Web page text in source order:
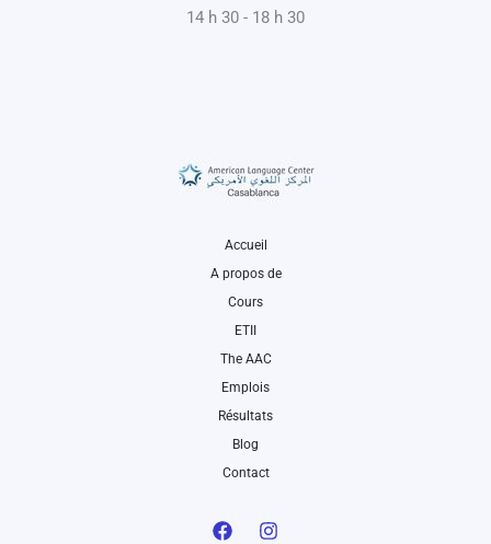
14 h 30 - 18 h 30
Accueil
A propos de
Cours
ETII
The AAC
Emplois
Résultats
Blog
Contact